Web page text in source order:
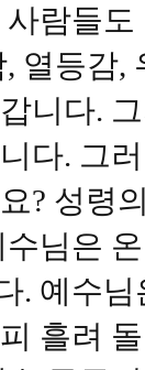
사람들
, 열등감,
니다.
다. 그
? 성령
수님은
. 예수
흘려